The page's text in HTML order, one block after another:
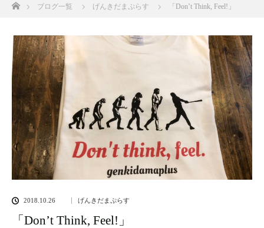
ホームブログ一覧 げんきだまぷらす 「Don’t Think, Feel!」
2018.10.26 げんきだまぷらす
「Don’t Think, Feel!」